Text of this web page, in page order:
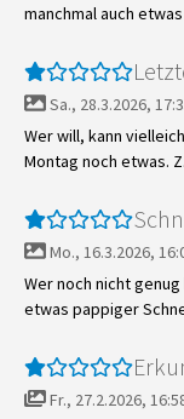
manchmal auch
Sa., 28.3.2026,
Wer will, kann
Montag noch etwas.
Mo., 16.3.2026,
Wer noch nicht
etwas pappiger
Fr., 27.2.2026,